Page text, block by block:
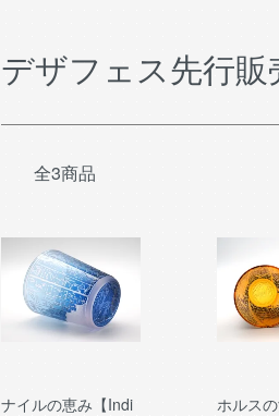
デザフェス先行販
全3商品
ナイルの恵み【Indi
ホルス